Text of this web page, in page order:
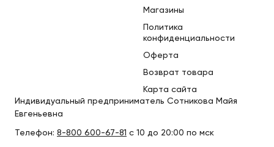
Магазины
Политика
конфиденциальности
Оферта
Возврат товара
Карта сайта
Индивидуальный предприниматель Сотникова Майя
Евгеньевна
Телефон: 8-800 600-67-81 с 10 до 20:00 по мск